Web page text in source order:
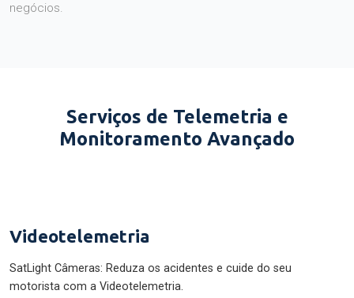
negócios.
Serviços de Telemetria e
Monitoramento Avançado
Videotelemetria
SatLight Câmeras: Reduza os acidentes e cuide do seu
motorista com a Videotelemetria.